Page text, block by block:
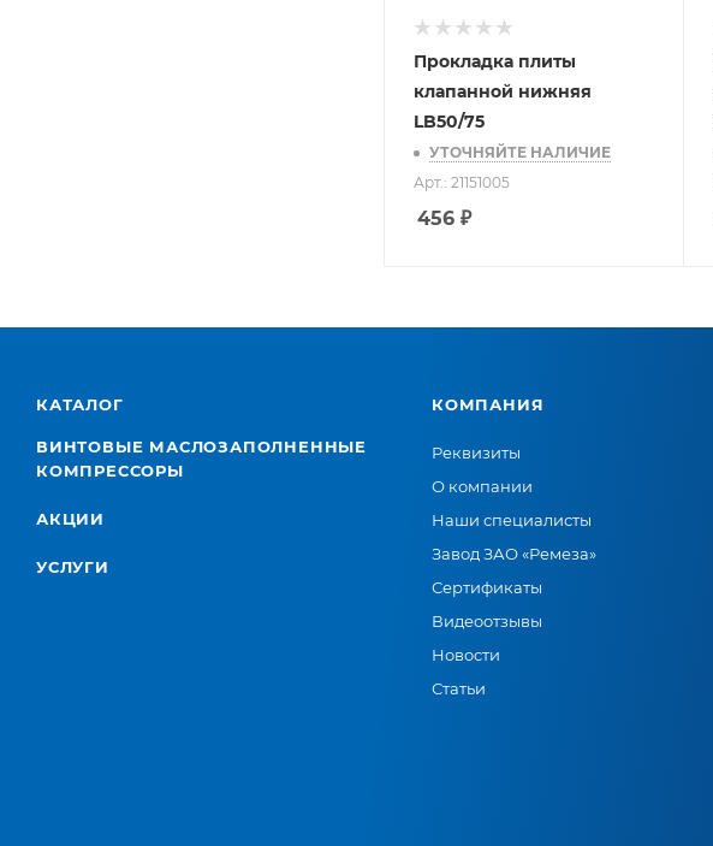
Прокладка плиты
клапанной нижняя
LB50/75
УТОЧНЯЙТЕ НАЛИЧИЕ
Арт.: 21151005
456 ₽
КАТАЛОГ
ВИНТОВЫЕ МАСЛОЗАПОЛНЕННЫЕ
КОМПРЕССОРЫ
АКЦИИ
УСЛУГИ
КОМПАНИЯ
Реквизиты
О компании
Наши специалисты
Завод ЗАО «Ремеза»
Сертификаты
Видеоотзывы
Новости
Статьи